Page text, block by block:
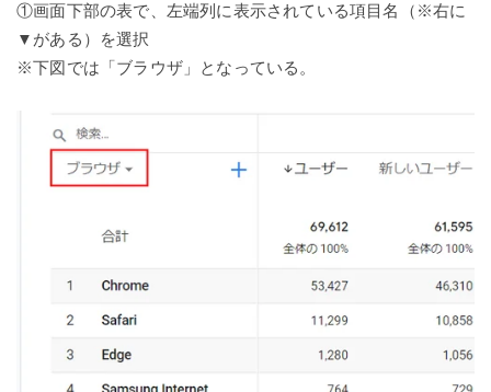
①画面下部の表で、左端列に表示されている項目名（※右に
▼がある）を選択
※下図では「ブラウザ」となっている。